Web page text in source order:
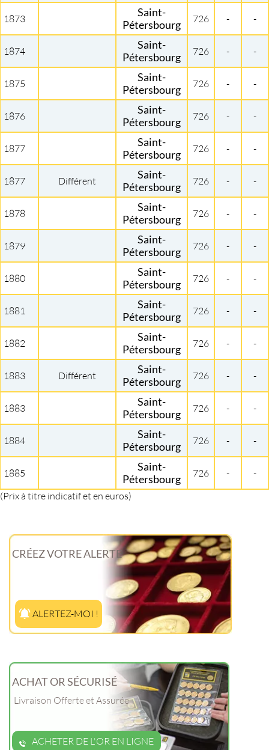
1873
Saint-
Pétersbourg
726 - -
1874
Saint-
Pétersbourg
726 - -
1875
Saint-
Pétersbourg
726 - -
1876
Saint-
Pétersbourg
726 - -
1877
Saint-
Pétersbourg
726 - -
1877 Différent
Saint-
Pétersbourg
726 - -
1878
Saint-
Pétersbourg
726 - -
1879
Saint-
Pétersbourg
726 - -
1880
Saint-
Pétersbourg
726 - -
1881
Saint-
Pétersbourg
726 - -
1882
Saint-
Pétersbourg
726 - -
1883 Différent
Saint-
Pétersbourg
726 - -
1883
Saint-
Pétersbourg
726 - -
1884
Saint-
Pétersbourg
726 - -
1885
Saint-
Pétersbourg
726 -
-
(Prix à titre indicatif et en euros)
CRÉEZ VOTRE ALERTE
ALERTEZ-MOI !
ACHAT OR SÉCURISÉ
Livraison Offerte et Assurée
ACHETER DE L'OR EN LIGNE